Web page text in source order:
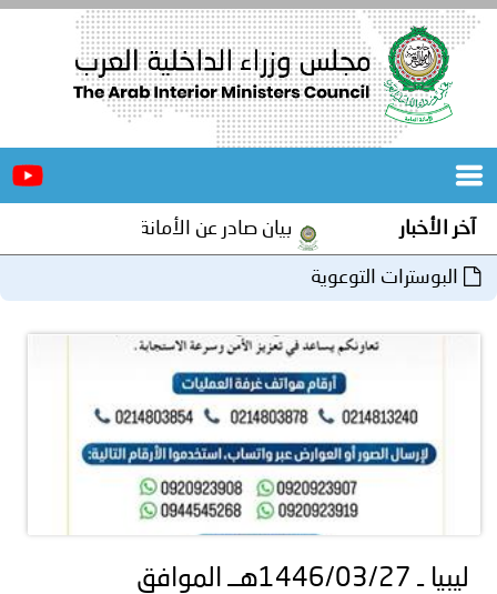
الرئيسية
و
اجتماعات
جهود
و
برامج
الخدمات
الإلكترونية
صور
آخر الأخبار بيان صادر عن الأمانة العامة لمجلس وزراء
البوسترات التوعوية
ليبيا ـ 1446/03/27هــ الموافق